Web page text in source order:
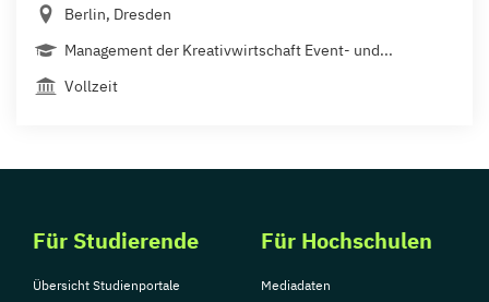
Berlin, Dresden
Management der Kreativwirtschaft Event- und...
Vollzeit
Für Studierende
Übersicht Studienportale
Für Hochschulen
Mediadaten